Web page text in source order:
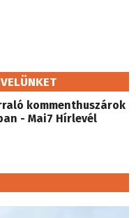
kommenthuszárok
- Mai7 Hírlevél